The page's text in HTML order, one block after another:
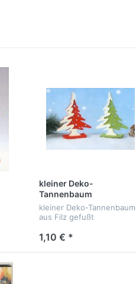
kleiner Deko-
Tannenbaum
kleiner Deko-Tannenbaum
aus Filz gefußt
1,10 € *